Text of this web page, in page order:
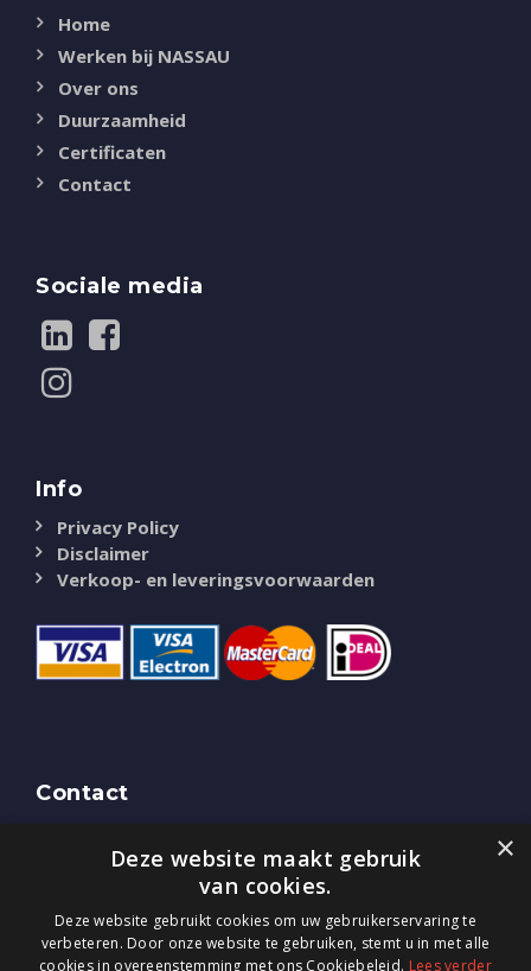
Home
Werken bij NASSAU
Over ons
Duurzaamheid
Certificaten
Contact
Sociale media
Info
Privacy Policy
Disclaimer
Verkoop- en leveringsvoorwaarden
Contact
Bredaseweg 51
4844 CK Terheijden (NB)
0800-0225405
E-mail:info@nassaudoor.nl
×
Deze website maakt gebruik
van cookies.
Deze website gebruikt cookies om uw gebruikerservaring te
verbeteren. Door onze website te gebruiken, stemt u in met alle
cookies in overeenstemming met ons Cookiebeleid. Lees verder